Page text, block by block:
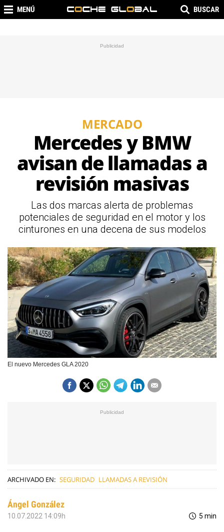
MENÚ BUSCAR
MERCADO
Mercedes y BMW
avisan de llamadas a
revisión masivas
Las dos marcas alerta de problemas
potenciales de seguridad en el motor y los
cinturones en una decena de sus modelos
El nuevo Mercedes GLA 2020
ARCHIVADO EN: SEGURIDAD LLAMADAS A REVISIÓN
Ángel González
10.07.2022 14:09h 5 min